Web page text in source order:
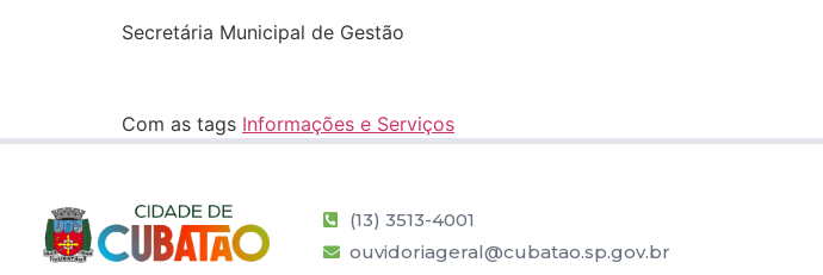
Secretária Municipal de Gestão
Com as tags Informações e Serviços
(13) 3513-4001
ouvidoriageral@cubatao.sp.gov.br